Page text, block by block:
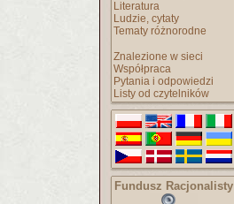
Literatura
Ludzie, cytaty
Tematy różnorodne
Znalezione w sieci
Współpraca
Pytania i odpowiedzi
Listy od czytelników
Fundusz Racjonalisty